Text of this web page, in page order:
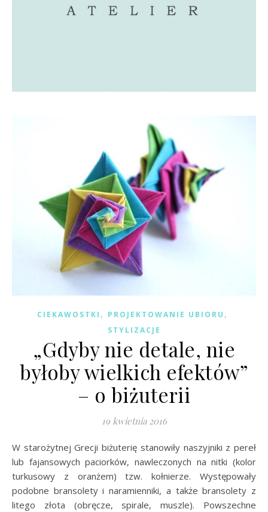
CIEKAWOSTKI , PROJEKTOWANIE UBIORU ,
STYLIZACJE
„Gdyby nie detale, nie
byłoby wielkich efektów”
– o biżuterii
19 kwietnia 2016
W starożytnej Grecji biżuterię stanowiły naszyjniki z pereł
lub fajansowych paciorków, nawleczonych na nitki (kolor
turkusowy z oranżem) tzw. kołnierze. Występowały
podobne bransolety i naramienniki, a także bransolety z
litego złota (obręcze, spirale, muszle). Powszechne